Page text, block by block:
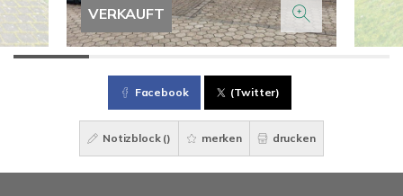
VERKAUFT
Facebook (Twitter)
Notizblock () merken drucken